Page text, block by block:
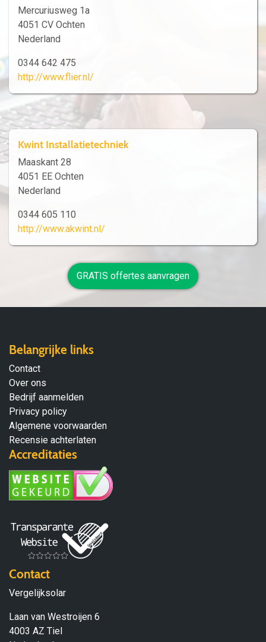
Mercuriusweg 1a
4051 CV Ochten
Nederland
0344 642 475
http://www.flier.nl/
Kwint Installatietechniek
Maaskant 28
4051 EE Ochten
Nederland
0344 605 110
http://www.akwint.nl/
GRATIS offertes aanvragen
Belangrijke links
Contact
Over ons
Bedrijf aanmelden
Privacy policy
Algemene voorwaarden
Recensie achterlaten
Accreditaties
Contact
Vergelijksolar
Laan van Westroijen 6
4003 AZ Tiel